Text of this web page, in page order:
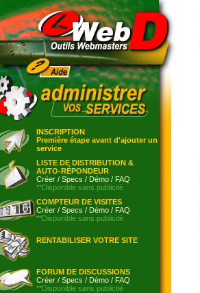
INSCRIPTION
Première étape avant d'ajouter un
service
LISTE DE DISTRIBUTION &
AUTO-RÉPONDEUR
Créer / Specs / Démo / FAQ
**Disponible sans publicité
COMPTEUR DE VISITES
Créer / Specs / Démo / FAQ
**Disponible sans publicité
RENTABILISER VOTRE SITE
FORUM DE DISCUSSIONS
Créer / Specs / Démo / FAQ
**Disponible sans publicité